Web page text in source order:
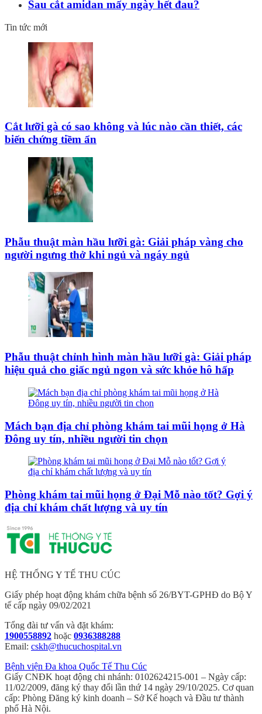
Sau cắt amidan mấy ngày hết đau?
Tin tức mới
Cắt lưỡi gà có sao không và lúc nào cần thiết, các
biến chứng tiềm ẩn
Phẫu thuật màn hầu lưỡi gà: Giải pháp vàng cho
người ngưng thở khi ngủ và ngáy ngủ
Phẫu thuật chỉnh hình màn hầu lưỡi gà: Giải pháp
hiệu quả cho giấc ngủ ngon và sức khỏe hô hấp
Mách bạn địa chỉ phòng khám tai mũi họng ở Hà
Đông uy tín, nhiều người tin chọn
Phòng khám tai mũi họng ở Đại Mỗ nào tốt? Gợi ý
địa chỉ khám chất lượng và uy tín
HỆ THỐNG Y TẾ THU CÚC
Giấy phép hoạt động khám chữa bệnh số 26/BYT-GPHĐ do Bộ Y
tế cấp ngày 09/02/2021
Tổng đài tư vấn và đặt khám:
1900558892 hoặc 0936388288
Email: cskh@thucuchospital.vn
Bệnh viện Đa khoa Quốc Tế Thu Cúc
Giấy CNĐK hoạt động chi nhánh: 0102624215-001 – Ngày cấp:
11/02/2009, đăng ký thay đổi lần thứ 14 ngày 29/10/2025. Cơ quan
cấp: Phòng Đăng ký kinh doanh – Sở Kế hoạch và Đầu tư thành
phố Hà Nội.